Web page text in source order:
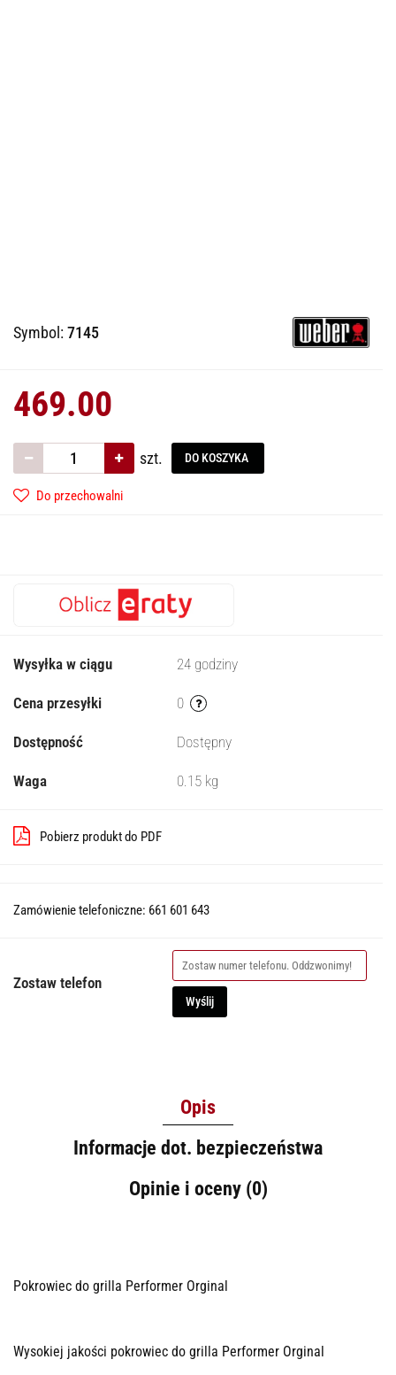
Symbol: 7145
469.00
szt. DO KOSZYKA
Do przechowalni
Wysyłka w ciągu 24 godziny
Cena przesyłki 0
Dostępność Dostępny
Waga 0.15 kg
Pobierz produkt do PDF
Zamówienie telefoniczne: 661 601 643
Zostaw telefon
Wyślij
Opis
Informacje dot. bezpieczeństwa
Opinie i oceny (0)
Pokrowiec do grilla Performer Orginal
Wysokiej jakości pokrowiec do grilla Performer Orginal